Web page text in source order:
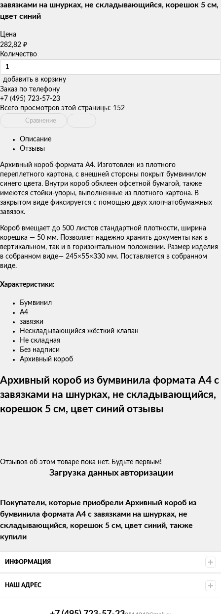
завязками на шнурках, не складывающийся, корешок 5 см,
цвет синий
Цена
282,82 ₽
Количество
добавить в корзину
Заказ по телефону
+7 (495) 723-57-23
Всего просмотров этой страницы: 152
Сравнение
Описание
Отзывы
Архивный короб формата А4. Изготовлен из плотного
переплетного картона, с внешней стороны покрыт бумвинилом
синего цвета. Внутри короб обклеен офсетной бумагой, также
имеются стойки-упоры, выполненные из плотного картона. В
закрытом виде фиксируется с помощью двух хлопчатобумажных
завязок.
Короб вмещает до 500 листов стандартной плотности, ширина
корешка — 50 мм. Позволяет надежно хранить документы как в
вертикальном, так и в горизонтальном положении. Размер изделия
в собранном виде— 245×55×330 мм. Поставляется в собранном
виде.
Характеристики:
Бумвинил
А4
завязки
Нескладывающийся жёсткий клапан
Не складная
Без надписи
Архивный короб
Архивный короб из бумвинила формата А4 с
завязками на шнурках, не складывающийся,
корешок 5 см, цвет синий отзывы
Отзывов об этом товаре пока нет. Будьте первым!
Загрузка данных авторизации
Покупатели, которые приобрели Архивный короб из
бумвинила формата А4 с завязками на шнурках, не
складывающийся, корешок 5 см, цвет синий, также
купили
ИНФОРМАЦИЯ
НАШ АДРЕС